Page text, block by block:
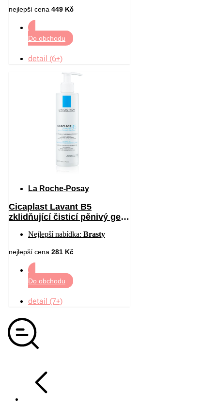
nejlepší cena 449 Kč
Do obchodu
detail (6+)
La Roche-Posay
Cicaplast Lavant B5
zklidňující čisticí pěnivý gel
Nejlepší nabídka: Brasty
nejlepší cena 281 Kč
Do obchodu
detail (7+)